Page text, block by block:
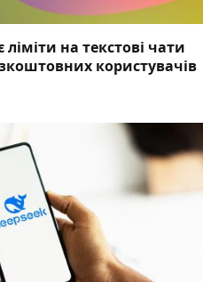
ліміти на текстові чати
користувачів